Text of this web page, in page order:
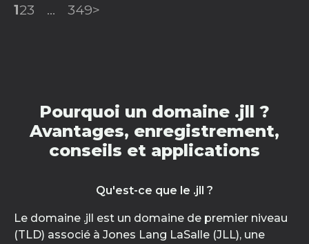
123 ... 349>
Pourquoi un domaine .jll ?
Avantages, enregistrement,
conseils et applications
Qu'est-ce que le .jll ?
Le domaine .jll est un domaine de premier niveau
(TLD) associé à Jones Lang LaSalle (JLL), une